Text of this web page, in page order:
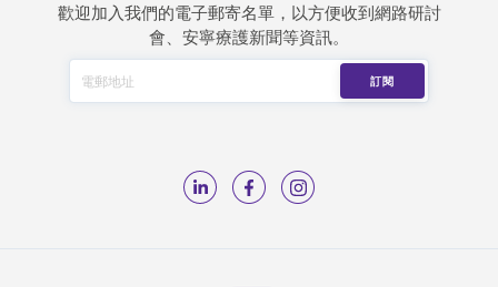
歡迎加入我們的電子郵寄名單，以方便收到網路研討
會、安寧療護新聞等資訊。